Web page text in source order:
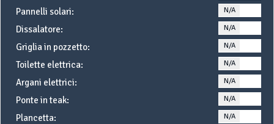
Pannelli solari: N/A
Dissalatore: N/A
Griglia in pozzetto: N/A
Toilette elettrica: N/A
Argani elettrici: N/A
Ponte in teak: N/A
Plancetta: N/A